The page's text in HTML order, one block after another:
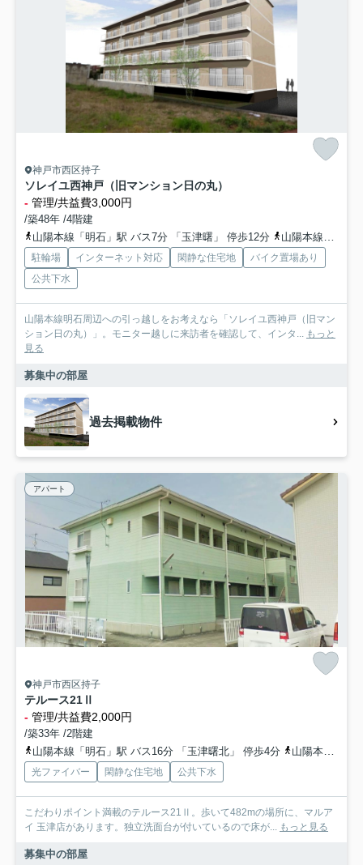
神戸市西区持子
ソレイユ西神戸（旧マンション日の丸）
- 管理/共益費3,000円
/築48年 /4階建
山陽本線「明石」駅 バス7分 「玉津曙」 停歩12分
山陽本線「明石」駅 徒歩38分
駐輪場 インターネット対応 閑静な住宅地
バイク置場あり
公共下水
山陽本線明石周辺への引っ越しをお考えなら「ソレイユ西神戸（旧マン
ション日の丸）」。モニター越しに来訪者を確認して、インタ... もっと
見る
募集中の部屋
過去掲載物件
アパート
神戸市西区持子
テルース21Ⅱ
- 管理/共益費2,000円
/築33年 /2階建
山陽本線「明石」駅 バス16分 「玉津曙北」 停歩4分
山陽本線「西明石」駅 バス16分 「玉津曙北」 停歩4分
光ファイバー 閑静な住宅地 公共下水
こだわりポイント満載のテルース21Ⅱ。歩いて482mの場所に、マルア
イ 玉津店があります。独立洗面台が付いているので床が... もっと見る
募集中の部屋